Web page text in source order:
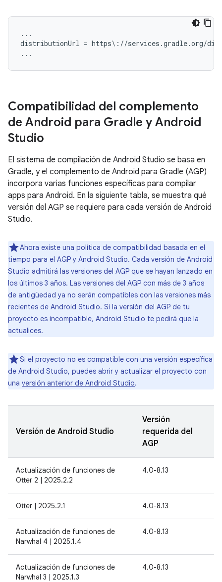
...
distributionUrl = https\://services.gradle.org/
Compatibilidad del complemento
de Android para Gradle y Android
Studio
El sistema de compilación de Android Studio se basa en
Gradle, y el complemento de Android para Gradle (AGP)
incorpora varias funciones específicas para compilar
apps para Android. En la siguiente tabla, se muestra qué
versión del AGP se requiere para cada versión de Android
Studio.
Ahora existe una política de compatibilidad basada en el
tiempo para el AGP y Android Studio. Cada versión de Android
Studio admitirá las versiones del AGP que se hayan lanzado en
los últimos 3 años. Las versiones del AGP con más de 3 años
de antigüedad ya no serán compatibles con las versiones más
recientes de Android Studio. Si la versión del AGP de tu
proyecto es incompatible, Android Studio te pedirá que la
actualices.
Si el proyecto no es compatible con una versión específica
de Android Studio, puedes abrir y actualizar el proyecto con
una versión anterior de Android Studio.
Versión de Android Studio
Versión
requerida del
AGP
Actualización de funciones de
Otter 2 | 2025.2.2
4.0-8.13
Otter | 2025.2.1 4.0-8.13
Actualización de funciones de
Narwhal 4 | 2025.1.4
4.0-8.13
Actualización de funciones de
Narwhal 3 | 2025.1.3
4.0-8.13